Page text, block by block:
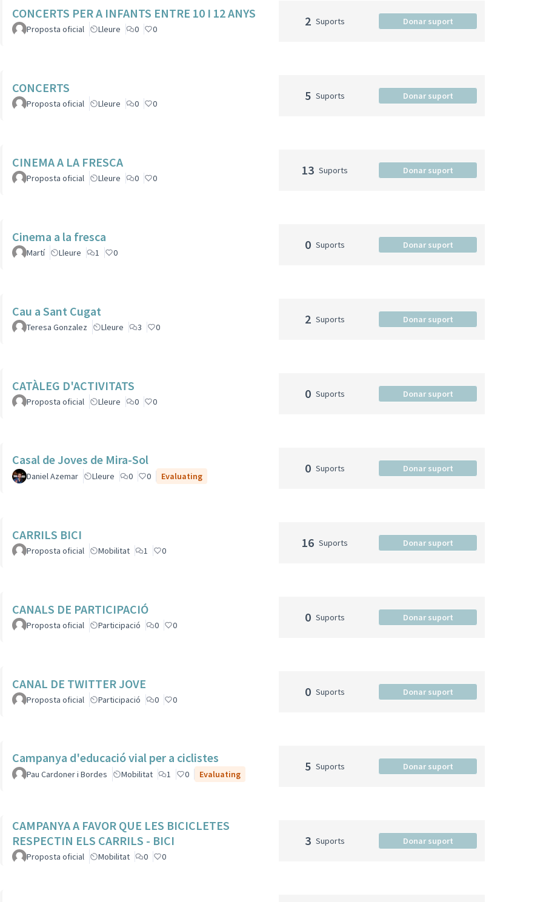
CONCERTS PER A INFANTS ENTRE 10 I 12 ANYS
Proposta oficial Lleure 0 0
2 Suports Donar suport
CONCERTS
Proposta oficial Lleure 0 0
5 Suports Donar suport
CINEMA A LA FRESCA
Proposta oficial Lleure 0 0
13 Suports Donar suport
Cinema a la fresca
Martí Lleure 1 0
0 Suports Donar suport
Cau a Sant Cugat
Teresa Gonzalez Lleure 3 0
2 Suports Donar suport
CATÀLEG D'ACTIVITATS
Proposta oficial Lleure 0 0
0 Suports Donar suport
Casal de Joves de Mira-Sol
Daniel Azemar Lleure 0 0 Evaluating
0 Suports Donar suport
CARRILS BICI
Proposta oficial Mobilitat 1 0
16 Suports Donar suport
CANALS DE PARTICIPACIÓ
Proposta oficial Participació 0 0
0 Suports Donar suport
CANAL DE TWITTER JOVE
Proposta oficial Participació 0 0
0 Suports Donar suport
Campanya d'educació vial per a ciclistes
Pau Cardoner i Bordes Mobilitat 1 0 Evaluating
5 Suports Donar suport
CAMPANYA A FAVOR QUE LES BICICLETES
RESPECTIN ELS CARRILS - BICI
Proposta oficial Mobilitat 0 0
3 Suports Donar suport